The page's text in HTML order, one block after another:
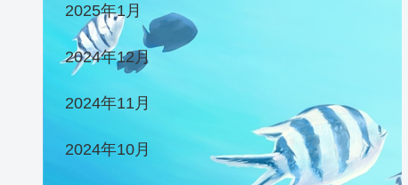
2025年1月
2024年12月
2024年11月
2024年10月